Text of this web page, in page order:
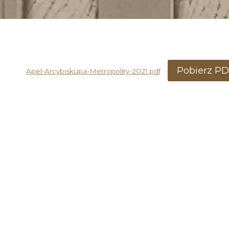
Apel-Arcybiskupa-Metropolity-2021.pdf Pobierz